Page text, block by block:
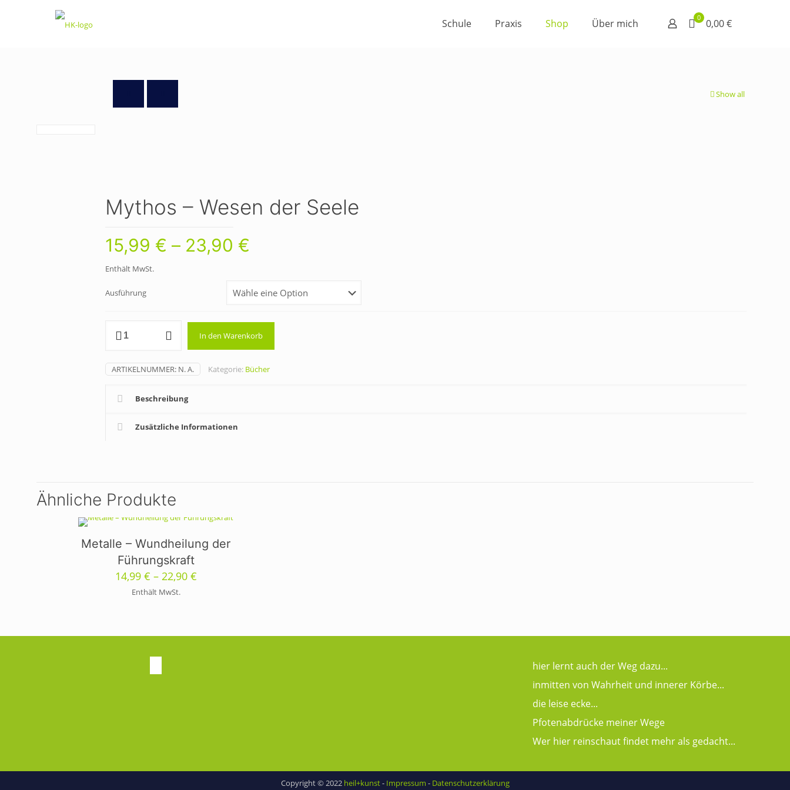
Schule Praxis Shop Über mich 0 0,00 €
Show all
Mythos – Wesen der Seele
15,99 € – 23,90 €
23,90 €
Enthält MwSt.
Ausführung
der
Seele
In den Warenkorb
ARTIKELNUMMER: N. A. Kategorie: Bücher
Beschreibung
Zusätzliche Informationen
Ähnliche Produkte
Metalle – Wundheilung der
Führungskraft
14,99 € – 22,90 €Preisspanne:
Enthält MwSt.
hier lernt auch der Weg dazu...
inmitten von Wahrheit und innerer Körbe...
die leise ecke...
Pfotenabdrücke meiner Wege
Wer hier reinschaut findet mehr als gedacht...
Copyright © 2022 heil+kunst- Impressum - Datenschutzerklärung